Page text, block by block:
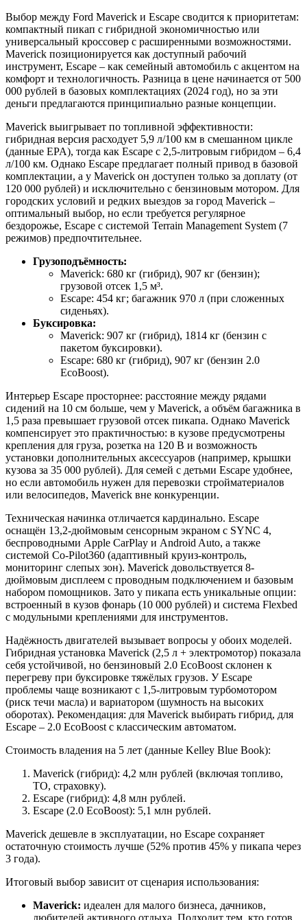
Выбор между Ford Maverick и Escape сводится к приоритетам:
компактный пикап с гибридной экономичностью или
универсальный кроссовер с расширенными возможностями.
Maverick позиционируется как доступный рабочий
инструмент, Escape – как семейный автомобиль с акцентом на
комфорт и технологичность. Разница в цене начинается от 500
000 рублей в базовых комплектациях (2024 год), но за эти
деньги предлагаются принципиально разные концепции.
Maverick выигрывает по топливной эффективности:
гибридная версия расходует 5,9 л/100 км в смешанном цикле
(данные EPA), тогда как Escape с 2,5-литровым гибридом – 6,4
л/100 км. Однако Escape предлагает полный привод в базовой
комплектации, а у Maverick он доступен только за доплату (от
120 000 рублей) и исключительно с бензиновым мотором. Для
городских условий и редких выездов за город Maverick –
оптимальный выбор, но если требуется регулярное
бездорожье, Escape с системой Terrain Management System (7
режимов) предпочтительнее.
Грузоподъёмность:
Maverick: 680 кг (гибрид), 907 кг (бензин);
грузовой отсек 1,5 м³.
Escape: 454 кг; багажник 970 л (при сложенных
сиденьях).
Буксировка:
Maverick: 907 кг (гибрид), 1814 кг (бензин с
пакетом буксировки).
Escape: 680 кг (гибрид), 907 кг (бензин 2.0
EcoBoost).
Интерьер Escape просторнее: расстояние между рядами
сидений на 10 см больше, чем у Maverick, а объём багажника в
1,5 раза превышает грузовой отсек пикапа. Однако Maverick
компенсирует это практичностью: в кузове предусмотрены
крепления для груза, розетка на 120 В и возможность
установки дополнительных аксессуаров (например, крышки
кузова за 35 000 рублей). Для семей с детьми Escape удобнее,
но если автомобиль нужен для перевозки стройматериалов
или велосипедов, Maverick вне конкуренции.
Техническая начинка отличается кардинально. Escape
оснащён 13,2-дюймовым сенсорным экраном с SYNC 4,
беспроводными Apple CarPlay и Android Auto, а также
системой Co-Pilot360 (адаптивный круиз-контроль,
мониторинг слепых зон). Maverick довольствуется 8-
дюймовым дисплеем с проводным подключением и базовым
набором помощников. Зато у пикапа есть уникальные опции:
встроенный в кузов фонарь (10 000 рублей) и система Flexbed
с модульными креплениями для инструментов.
Надёжность двигателей вызывает вопросы у обоих моделей.
Гибридная установка Maverick (2,5 л + электромотор) показала
себя устойчивой, но бензиновый 2.0 EcoBoost склонен к
перегреву при буксировке тяжёлых грузов. У Escape
проблемы чаще возникают с 1,5-литровым турбомотором
(риск течи масла) и вариатором (шумность на высоких
оборотах). Рекомендация: для Maverick выбирать гибрид, для
Escape – 2.0 EcoBoost с классическим автоматом.
Стоимость владения на 5 лет (данные Kelley Blue Book):
Maverick (гибрид): 4,2 млн рублей (включая топливо,
ТО, страховку).
Escape (гибрид): 4,8 млн рублей.
Escape (2.0 EcoBoost): 5,1 млн рублей.
Maverick дешевле в эксплуатации, но Escape сохраняет
остаточную стоимость лучше (52% против 45% у пикапа через
3 года).
Итоговый выбор зависит от сценария использования:
Maverick: идеален для малого бизнеса, дачников,
любителей активного отдыха. Подходит тем, кто готов